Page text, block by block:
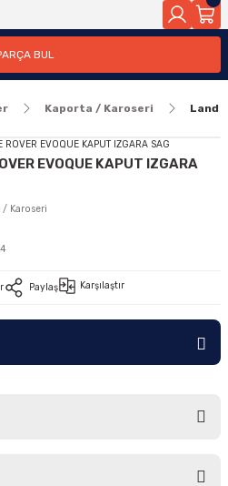
BUL
Kaporta / Karoseri Land
EVOQUE KAPUT IZGARA
/ Karoseri
Paylaş Karşılaştır